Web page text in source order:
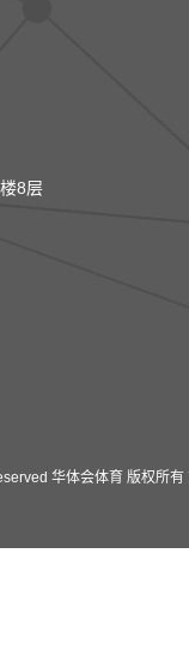
8层
华体会体育 版权所有